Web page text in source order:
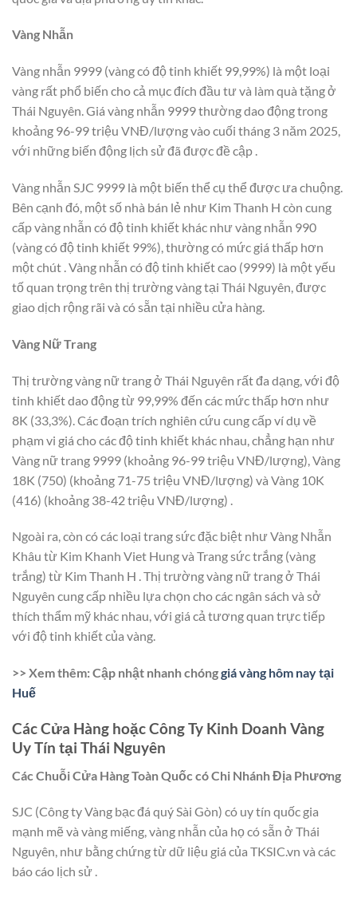
Vàng Nhẫn
Vàng nhẫn 9999 (vàng có độ tinh khiết 99,99%) là một loại
vàng rất phổ biến cho cả mục đích đầu tư và làm quà tặng ở
Thái Nguyên. Giá vàng nhẫn 9999 thường dao động trong
khoảng 96-99 triệu VNĐ/lượng vào cuối tháng 3 năm 2025,
với những biến động lịch sử đã được đề cập .
Vàng nhẫn SJC 9999 là một biến thể cụ thể được ưa chuộng.
Bên cạnh đó, một số nhà bán lẻ như Kim Thanh H còn cung
cấp vàng nhẫn có độ tinh khiết khác như vàng nhẫn 990
(vàng có độ tinh khiết 99%), thường có mức giá thấp hơn
một chút . Vàng nhẫn có độ tinh khiết cao (9999) là một yếu
tố quan trọng trên thị trường vàng tại Thái Nguyên, được
giao dịch rộng rãi và có sẵn tại nhiều cửa hàng.
Vàng Nữ Trang
Thị trường vàng nữ trang ở Thái Nguyên rất đa dạng, với độ
tinh khiết dao động từ 99,99% đến các mức thấp hơn như
8K (33,3%). Các đoạn trích nghiên cứu cung cấp ví dụ về
phạm vi giá cho các độ tinh khiết khác nhau, chẳng hạn như
Vàng nữ trang 9999 (khoảng 96-99 triệu VNĐ/lượng), Vàng
18K (750) (khoảng 71-75 triệu VNĐ/lượng) và Vàng 10K
(416) (khoảng 38-42 triệu VNĐ/lượng) .
Ngoài ra, còn có các loại trang sức đặc biệt như Vàng Nhẫn
Khâu từ Kim Khanh Viet Hung và Trang sức trắng (vàng
trắng) từ Kim Thanh H . Thị trường vàng nữ trang ở Thái
Nguyên cung cấp nhiều lựa chọn cho các ngân sách và sở
thích thẩm mỹ khác nhau, với giá cả tương quan trực tiếp
với độ tinh khiết của vàng.
>> Xem thêm: Cập nhật nhanh chónggiá vàng hôm nay tại
Huế
Các Cửa Hàng hoặc Công Ty Kinh Doanh Vàng
Uy Tín tại Thái Nguyên
Các Chuỗi Cửa Hàng Toàn Quốc có Chi Nhánh Địa Phương
SJC (Công ty Vàng bạc đá quý Sài Gòn) có uy tín quốc gia
mạnh mẽ và vàng miếng, vàng nhẫn của họ có sẵn ở Thái
Nguyên, như bằng chứng từ dữ liệu giá của TKSIC.vn và các
báo cáo lịch sử .